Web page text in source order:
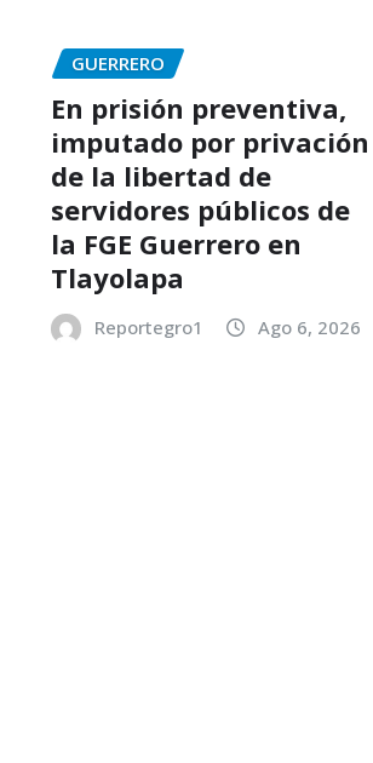
GUERRERO
En prisión preventiva,
imputado por privación
de la libertad de
servidores públicos de
la FGE Guerrero en
Tlayolapa
Reportegro1 Ago 6, 2026